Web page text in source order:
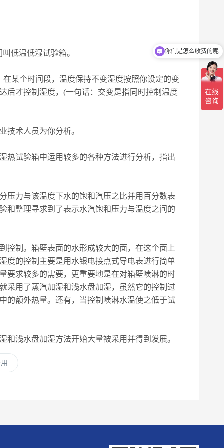
低温低湿试验箱。
某个时间段，温度保持不变湿度按照你设定的变
后才控制湿度，(一句话：交变是指同时控制温度
术人员为你分析。
试验箱中运用较多的各种方法进行分析，指出
力与该温度下水的饱和汽压之比并用百分数表
和整理寻求到了表示水汽饱和压力与温度之间的
制。箱壁表面的水形成较大的面，在这个面上
度的控制主要是用水银电接点式导电表进行简单
要求较多的需要，更重要地是在对箱壁喷淋的时
采用了蒸汽加湿和浅水盘加湿，虽然它的控制过
的额外热量。还有，当控制喷淋水温使之低于试
浅水盘加湿方法开始大量被采用并得到发展。
现在有优惠活动吗